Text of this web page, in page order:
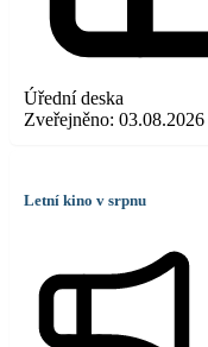
Úřední deska
Zveřejněno: 03.08.2026
Letní kino v srpnu